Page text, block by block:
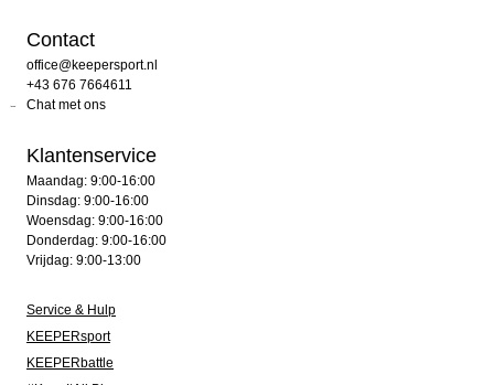
Contact
office@keepersport.nl
+43 676 7664611
Chat met ons
Klantenservice
Maandag: 9:00-16:00
Dinsdag: 9:00-16:00
Woensdag: 9:00-16:00
Donderdag: 9:00-16:00
Vrijdag: 9:00-13:00
Service & Hulp
KEEPERsport
KEEPERbattle